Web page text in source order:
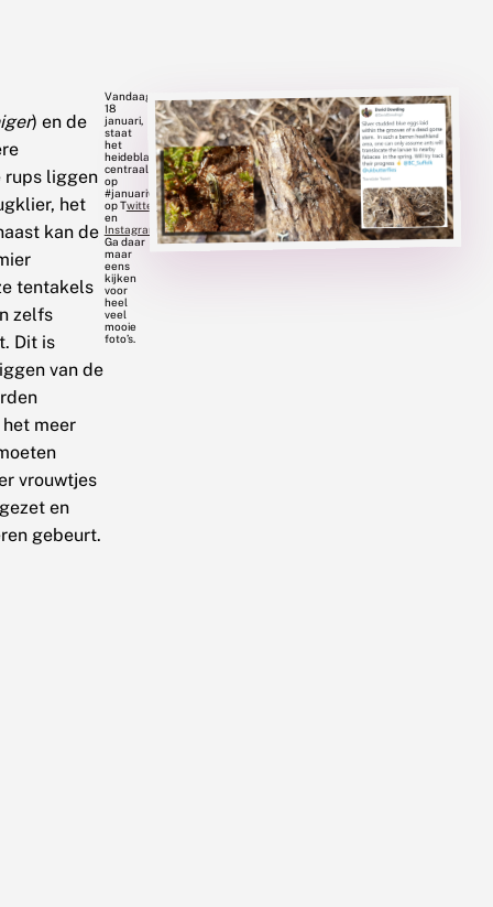
) en de
rups liggen
het
kan de
tentakels
zelfs
Dit is
van de
meer
vrouwtjes
en
gebeurt.
Vandaag,
18
januari,
staat
het
heideblauwtje
centraal
op
#januarivlindermaand
op Twitter
en
Instagram.
Ga daar
maar
eens
kijken
voor
heel
veel
mooie
foto’s.